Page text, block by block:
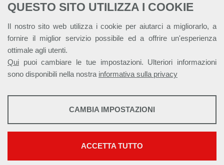
QUESTO SITO UTILIZZA I COOKIE
Il nostro sito web utilizza i cookie per aiutarci a migliorarlo, a
fornire il miglior servizio possibile ed a offrire un'esperienza
ottimale agli utenti.
Qui puoi cambiare le tue impostazioni. Ulteriori informazioni
sono disponibili nella nostra informativa sulla privacy
STATISTICHE
Mostra maggiori informazioni
Google Analytics
CAMBIA IMPOSTAZIONI
ACCETTA TUTTO
Alleanza Italiana per lo Sviluppo Sostenibile - ASviS